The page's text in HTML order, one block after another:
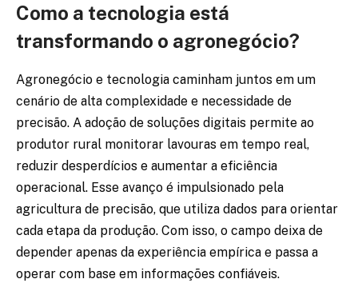
Como a tecnologia está
transformando o agronegócio?
Agronegócio e tecnologia caminham juntos em um
cenário de alta complexidade e necessidade de
precisão. A adoção de soluções digitais permite ao
produtor rural monitorar lavouras em tempo real,
reduzir desperdícios e aumentar a eficiência
operacional. Esse avanço é impulsionado pela
agricultura de precisão, que utiliza dados para orientar
cada etapa da produção. Com isso, o campo deixa de
depender apenas da experiência empírica e passa a
operar com base em informações confiáveis.